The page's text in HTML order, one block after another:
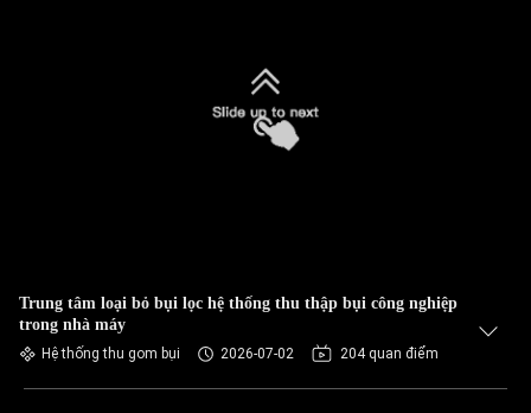
Trung tâm loại bỏ bụi lọc hệ thống thu thập bụi công nghiệp
trong nhà máy
Hệ thống thu gom bụi 2026-07-02 204 quan điểm